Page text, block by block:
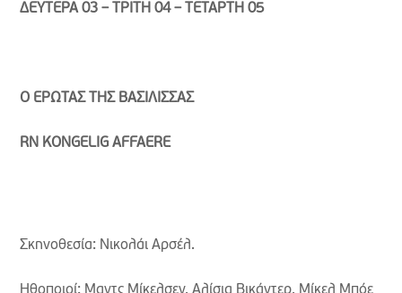
ΔΕΥΤΕΡΑ 03 – ΤΡΙΤΗ 04 – ΤΕΤΑΡΤΗ 05
Ο ΕΡΩΤΑΣ ΤΗΣ ΒΑΣΙΛΙΣΣΑΣ
RN KONGELIG AFFAERE
Σκηνοθεσία: Νικολάι Αρσέλ.